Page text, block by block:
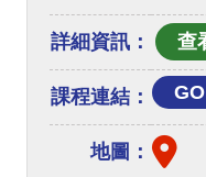
詳細資訊：
課程連結： GO
地圖：